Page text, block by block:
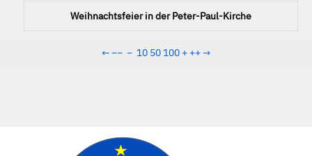
Weihnachtsfeier in der Peter-Paul-Kirche
← −− − 10 50 100 + ++→